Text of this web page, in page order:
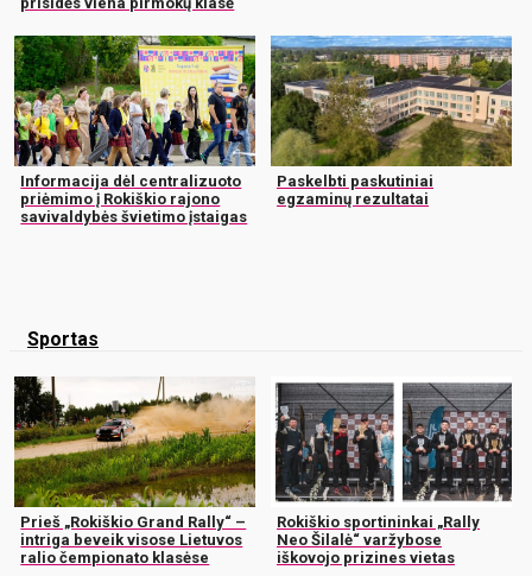
Informacija dėl centralizuoto
priėmimo į Rokiškio rajono
savivaldybės švietimo įstaigas
Paskelbti paskutiniai
egzaminų rezultatai
Sportas
Prieš „Rokiškio Grand Rally“ –
intriga beveik visose Lietuvos
ralio čempionato klasėse
Rokiškio sportininkai „Rally
Neo Šilalė“ varžybose
iškovojo prizines vietas